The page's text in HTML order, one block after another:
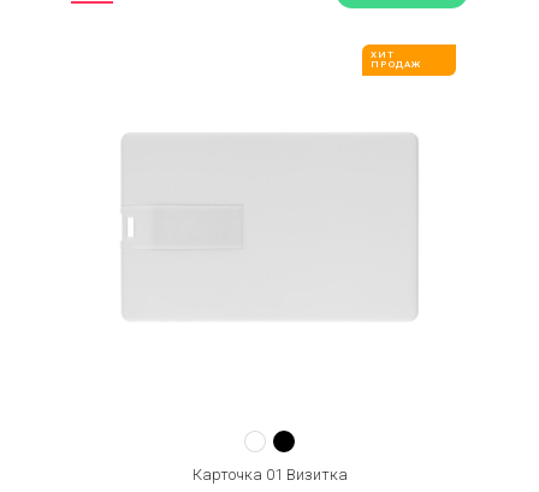
ХИТ
ПРОДАЖ
Карточка 01 Визитка